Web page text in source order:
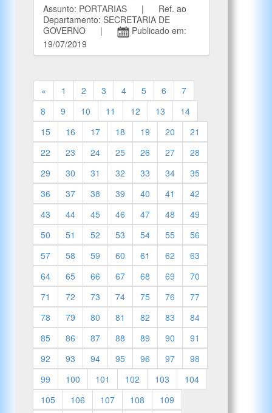
Assunto: PORTARIAS | Ref. ao
Departamento: SECRETARIA DE
GOVERNO |
Publicado em:
19/07/2019
« 1 2 3 4 5 6
7
8
9 10 11 12 13
14
15
16 17 18 19 20
21
22
23 24 25 26 27
28
29
30 31 32 33 34
35
36
37 38 39 40 41
42
43
44 45 46 47 48
49
50
51 52 53 54 55
56
57
58 59 60 61 62
63
64
65 66 67 68 69
70
71
72 73 74 75 76
77
78
79 80 81 82 83
84
85
86 87 88 89 90
91
92
93 94 95 96 97
98
99
100 101 102 103
104
105
106 107 108
109